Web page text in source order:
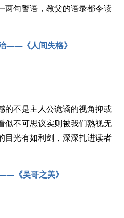
两句警语，教父的语录都令读
——《人间失格》
的不是主人公诡谲的视角抑或
似不可思议实则被我们熟视无
目光有如利剑，深深扎进读者
《吴哥之美》